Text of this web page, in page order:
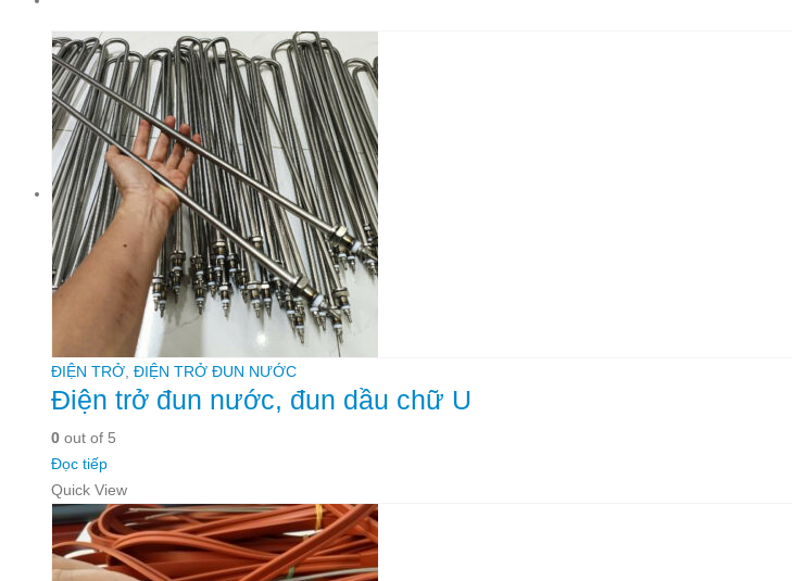
ĐIỆN TRỞ ĐIỆN TRỞ ĐUN NƯỚC
Điện trở đun nước, đun dầu chữ U
0 out of 5
Đọc tiếp
Quick View